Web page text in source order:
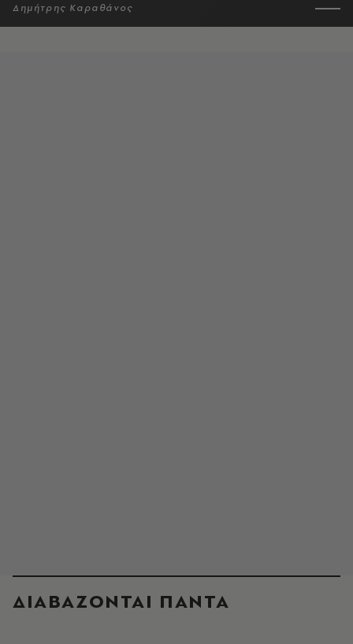
Δημήτρης Καραθάνος
ΔΙΑΒΑΖΟΝΤΑΙ ΠΑΝΤΑ